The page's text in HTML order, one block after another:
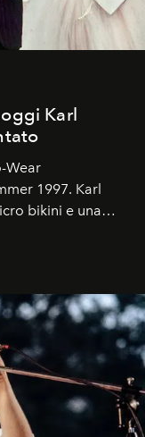
Karl
Wear
1997. Karl
bikini e una
Trent'anni dopo,
che abbiamo.